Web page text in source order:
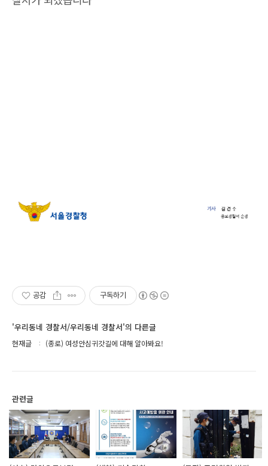
공감 구독하기
'우리동네 경찰서/우리동네 경찰서'의 다른글
현재글 (종로) 여성안심귀갓길에 대해 알아봐요!
관련글